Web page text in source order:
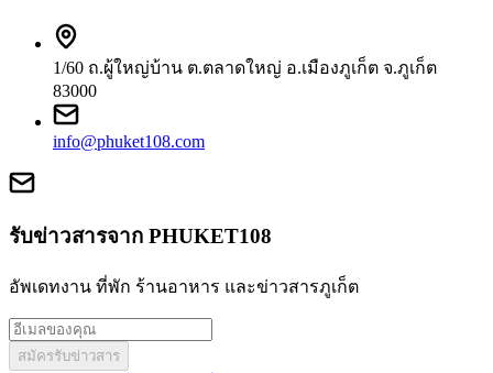
1/60 ถ.ผู้ใหญ่บ้าน ต.ตลาดใหญ่ อ.เมืองภูเก็ต จ.ภูเก็ต
83000
info@phuket108.com
รับข่าวสารจาก PHUKET108
อัพเดทงาน ที่พัก ร้านอาหาร และข่าวสารภูเก็ต
สมัครรับข่าวสาร